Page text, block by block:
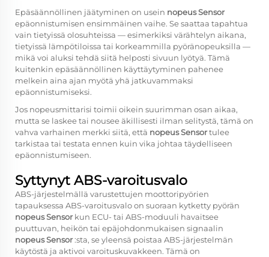
Epäsäännöllinen jäätyminen on usein nopeus Sensor
epäonnistumisen ensimmäinen vaihe. Se saattaa tapahtua
vain tietyissä olosuhteissa — esimerkiksi värähtelyn aikana,
tietyissä lämpötiloissa tai korkeammilla pyöränopeuksilla —
mikä voi aluksi tehdä siitä helposti sivuun lyötyä. Tämä
kuitenkin epäsäännöllinen käyttäytyminen pahenee
melkein aina ajan myötä yhä jatkuvammaksi
epäonnistumiseksi.
Jos nopeusmittarisi toimii oikein suurimman osan aikaa,
mutta se laskee tai nousee äkillisesti ilman selitystä, tämä on
vahva varhainen merkki siitä, että nopeus Sensortulee
tarkistaa tai testata ennen kuin vika johtaa täydelliseen
epäonnistumiseen.
Syttynyt ABS-varoitusvalo
ABS-järjestelmällä varustettujen moottoripyörien
tapauksessa ABS-varoitusvalo on suoraan kytketty pyörän
nopeus Sensorkun ECU- tai ABS-moduuli havaitsee
puuttuvan, heikön tai epäjohdonmukaisen signaalin
nopeus Sensor:sta, se yleensä poistaa ABS-järjestelmän
käytöstä ja aktivoi varoituskuvakkeen. Tämä on